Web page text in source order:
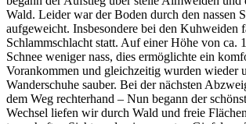
Wald. Leider war der Boden durch den nassen
aufgeweicht. Insbesondere bei den Kuhweiden
Schlammschlacht statt. Auf einer Höhe von ca.
Schnee weniger nass, dies ermöglichte ein
Vorankommen und gleichzeitig wurden wieder
Wanderschuhe sauber. Bei der nächsten
dem Weg rechterhand – Nun begann der
Wechsel liefen wir durch Wald und freie